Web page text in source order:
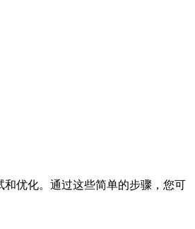
优化。通过这些简单的步骤，您可